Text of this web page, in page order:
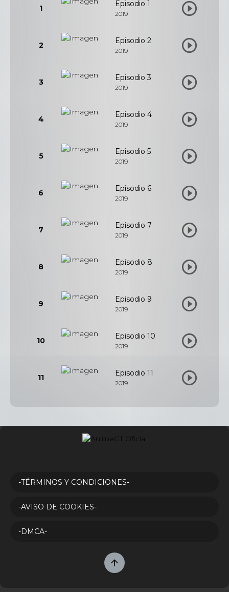
1 Episodio 1
2019
2 Episodio 2
2019
3 Episodio 3
2019
4 Episodio 4
2019
5 Episodio 5
2019
6 Episodio 6
2019
7 Episodio 7
2019
8 Episodio 8
2019
9 Episodio 9
2019
10 Episodio 10
2019
11 Episodio 11
2019
-TÉRMINOS Y CONDICIONES-
-AVISO DE COOKIES-
-DMCA-